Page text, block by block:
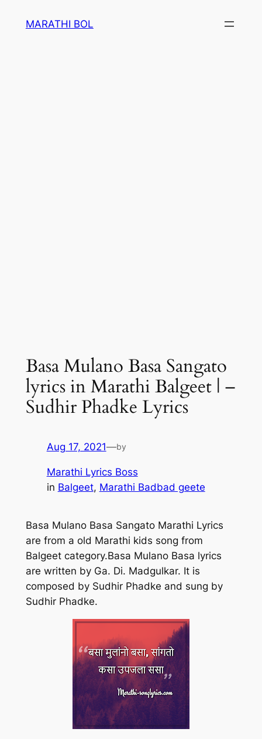
MARATHI BOL
Basa Mulano Basa Sangato
lyrics in Marathi Balgeet | –
Sudhir Phadke Lyrics
Aug 17, 2021—by
Marathi Lyrics Boss
in Balgeet, Marathi Badbad geete
Basa Mulano Basa Sangato Marathi Lyrics
are from a old Marathi kids song from
Balgeet category.Basa Mulano Basa lyrics
are written by Ga. Di. Madgulkar. It is
composed by Sudhir Phadke and sung by
Sudhir Phadke.